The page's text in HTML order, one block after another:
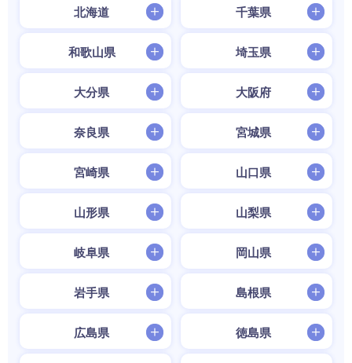
北海道 千葉県
和歌山県 埼玉県
大分県 大阪府
奈良県 宮城県
宮崎県 山口県
山形県 山梨県
岐阜県 岡山県
岩手県 島根県
広島県 徳島県